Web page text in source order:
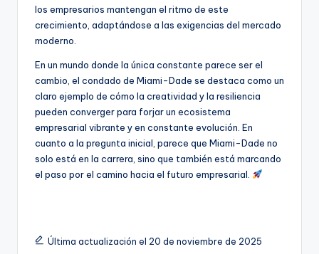
los empresarios mantengan el ritmo de este
crecimiento, adaptándose a las exigencias del mercado
moderno.
En un mundo donde la única constante parece ser el
cambio, el condado de Miami-Dade se destaca como un
claro ejemplo de cómo la creatividad y la resiliencia
pueden converger para forjar un ecosistema
empresarial vibrante y en constante evolución. En
cuanto a la pregunta inicial, parece que Miami-Dade no
solo está en la carrera, sino que también está marcando
el paso por el camino hacia el futuro empresarial.
Última actualización el 20 de noviembre de 2025